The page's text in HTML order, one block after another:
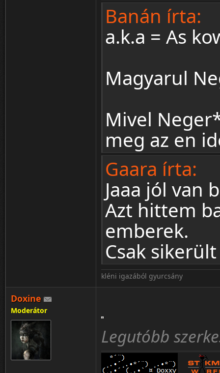
Banán írta:
a.k.a = As
Magyarul
Mivel
meg az en
Gaara írta:
Jaaa jól van
Azt hittem
emberek.
Csak
kléni igazából gyurcsány
Doxine
Moderátor
Legutóbb